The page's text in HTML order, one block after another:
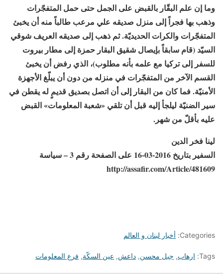
وما إن علم البقّار بالقبض على الجمل حتى حمل المتفجّرات
وذهب بها فجراً إلى منزل صديقه علي مرعب طالباً منه أن يخبئ
المتفجّرات والكرات الحديديّة. ثم ذهب إلى صديقه العريف شوقي
السيّد (قام سابقاً بإيصال شقيق البقار حمزة إلى مطار بيروت
للسفر إلى تركيا مع علمه بأنه مطلوب)، الذي رفض أن يخبئ
القسم الآخر من المتفجّرات في منزله من دون أن يبلّغ الأجهزة
الأمنيّة. فما كان من البقار إلى أن اتصل بصديق قديمٍ له يقطن في
سير الضنيّة ليلجأ إليه قبل أن تلقي «شعبة المعلومات» القبض
عليه بأقلّ من شهر.
لينا فخر الدين
السفير بتاريخ 2016-03-16 على الصفحة رقم 3 – سياسة
http://assafir.com/Article/481609
Categories: أخبار لبنان و العالم
Tags: ارهاب, جبل محسن, داعش, عين السكّة, فرع المعلومات